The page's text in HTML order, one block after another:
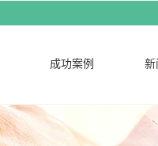
成功案例 新